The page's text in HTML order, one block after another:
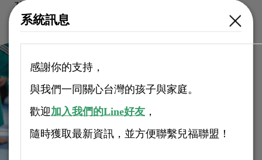
孩子，與他們夢想未來。
系統訊息
感謝你的支持，
與我們一同關心台灣的孩子與家庭。
歡迎加入我們的Line好友 ，
隨時獲取最新資訊，並方便聯繫兒福聯盟！